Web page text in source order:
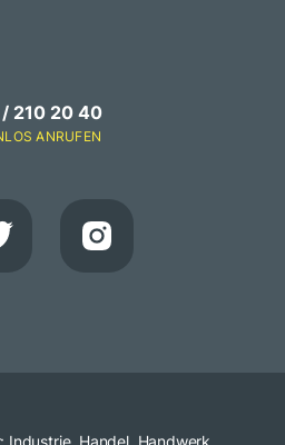
210 20 40
ANRUFEN